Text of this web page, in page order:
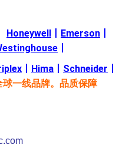
Honeywell Emerson
Hima Schneider
球一线品牌。品质保障